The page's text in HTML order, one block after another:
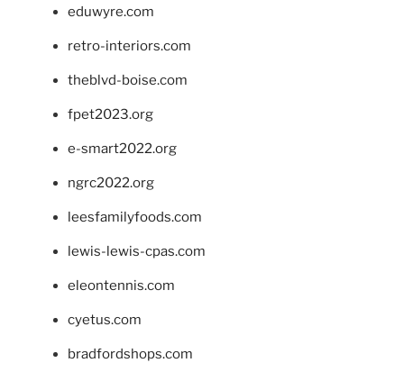
eduwyre.com
retro-interiors.com
theblvd-boise.com
fpet2023.org
e-smart2022.org
ngrc2022.org
leesfamilyfoods.com
lewis-lewis-cpas.com
eleontennis.com
cyetus.com
bradfordshops.com